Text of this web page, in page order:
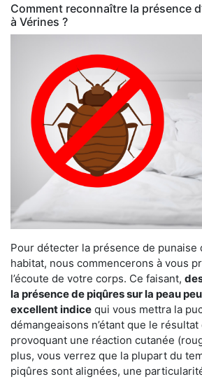
Comment reconnaître la présence
à Vérines ?
Pour détecter la présence de punaise
habitat, nous commencerons à vous
l’écoute de votre corps. Ce faisant,
la présence de piqûres sur la peau
excellent indice qui vous mettra la
démangeaisons n’étant que le
provoquant une réaction cutanée
plus, vous verrez que la plupart du
piqûres sont alignées, une